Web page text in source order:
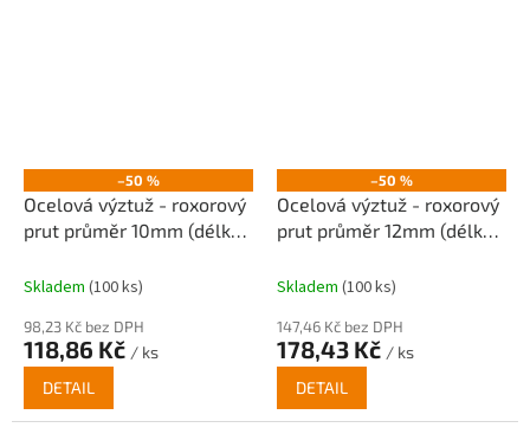
–50 %
Ocelová výztuž - roxorový
prut průměr 10mm (délka
Skladem (100 ks)
98,23 Kč bez DPH
118,86 Kč / ks
DETAIL
–50 %
Ocelová výztuž - roxorový
prut průměr 12mm (délka
Skladem (100 ks)
147,46 Kč bez DPH
178,43 Kč / ks
DETAIL